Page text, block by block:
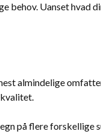
Uanset hvad
almindelige
på flere